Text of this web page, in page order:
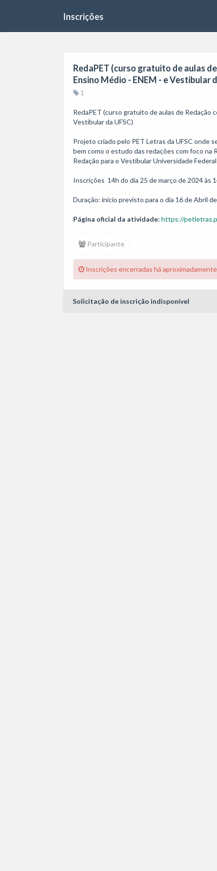
Inscrições
RedaPET (curso gratuito de aulas
Ensino Médio - ENEM - e Vestibular
1
RedaPET (curso gratuito de aulas de Redação
Vestibular da UFSC)
Projeto criado pelo PET Letras da UFSC onde
bem como o estudo das redações com foco na
Redação para o Vestibular Universidade
Inscrições  14h do dia 25 de março de 2024 às
Duração: início previsto para o dia 16 de Abril
Página oficial da atividade: https://
Participante
Inscrições encerradas há
Solicitação de inscrição indisponível